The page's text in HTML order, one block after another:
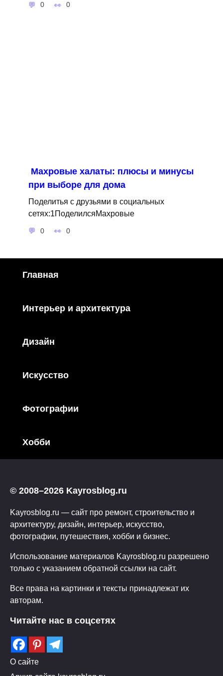
0 0
Махровые халаты: плюсы и минусы
при выборе для дома
Поделитья с друзьями в социальных
сетях:1ПоделилсяМахровые
0 0
Главная
Интерьер и архитектура
Дизайн
Искусство
Фотографии
Хобби
© 2008–2026 Kayrosblog.ru
Kayrosblog.ru — сайт про ремонт, строительство и
архитектуру, дизайн, интерьер, искусство,
фотографии, путешествия, хобби и бизнес.
Использование материалов Kayrosblog.ru разрешено
только с указанием обратной ссылки на сайт.
Все права на картинки и тексты принадлежат их
авторам.
Читайте нас в соцсетях
О сайте